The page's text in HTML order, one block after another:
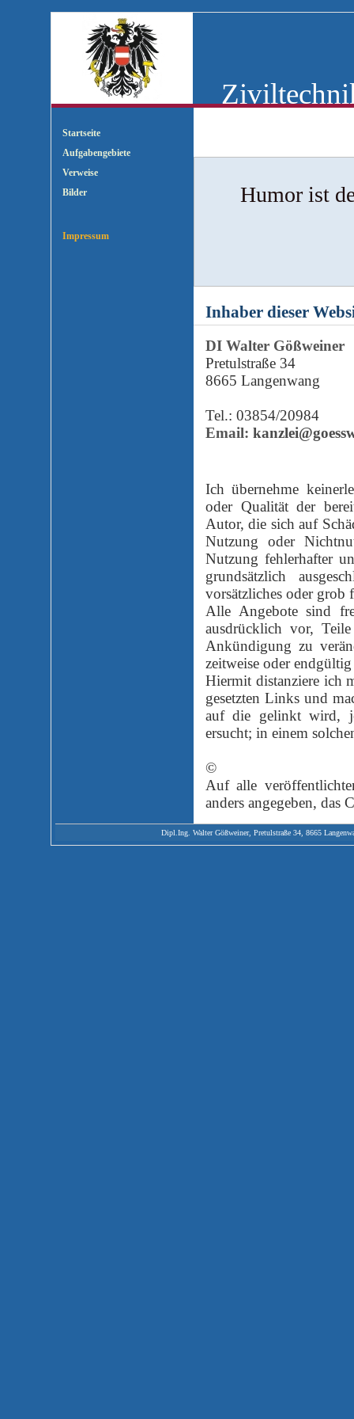
Startseite
Aufgabengebiete
Verweise
Bilder
Impressum
Humor ist
Inhaber dieser
DI Walter Gößweiner
Pretulstraße 34
8665 Langenwang
Tel.: 03854/20984
Email:
Ich übernehme
oder Qualität der
Autor, die sich auf
Nutzung oder
Nutzung fehlerhafter
grundsätzlich
vorsätzliches oder grob
Alle Angebote sind
ausdrücklich vor,
Ankündigung zu
zeitweise oder
Hiermit distanziere ich
gesetzten Links und
auf die gelinkt wird,
ersucht; in einem
©
Auf alle
anders angegeben,
Dipl.Ing. Walter Gößweiner, Pretulstraße 34, 8665 Langenwang,